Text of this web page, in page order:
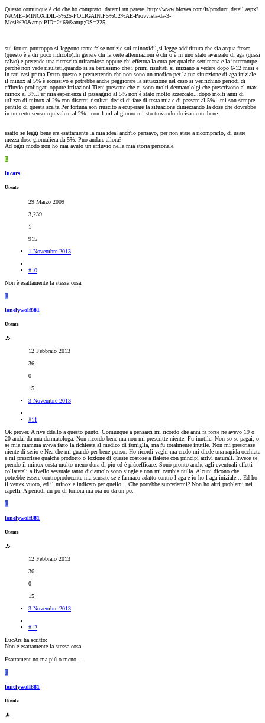
Questo comunque è ciò che ho comprato, datemi un parere. http://www.biovea.com/it/product_detail.aspx?
NAME=MINOXIDIL-5%25-FOLIGAIN.P5%C2%AE-Provvista-da-3-
Mesi%20&amp;PID=2469&amp;OS=225
sui forum purtroppo si leggono tante false notizie sul minoxidil,si legge addirittura che sia acqua fresca
(questo è a dir poco ridicolo).In genere chi fa certe affermazioni è chi o è in uno stato avanzato di aga (quasi
calvo) e pretende una ricrescita miracolosa oppure chi effettua la cura per qualche settimana e la interrompe
perchè non vede risultati,quando si sa benissimo che i primi risultati si iniziano a vedere dopo 6-12 mesi e
in rari casi prima.Detto questo e premettendo che non sono un medico per la tua situazione di aga iniziale
il minox al 5% è eccessivo e potrebbe anche peggiorare la situazione nel caso si verifichino periodi di
effluvio prolingati oppure irritazioni.Tieni presente che ci sono molti dermatololgi che prescrivono al max
minox al 3%.Per mia esperienza il passaggio al 5% non è stato molto azzeccato...dopo molti anni di
utlizzo di minox al 2% con discreti risultati decisi di fare di testa mia e di passare al 5%...mi son sempre
pentito di questa scelta.Per fortuna son riuscito a ecuperare la situazione dimezzando la dose che dovrebbe
in un certo senso equivalere al 2%...con 1 ml al giorno mi sto trovando decisamente bene.
esatto se leggi bene era esattamente la mia idea! anch'io pensavo, per non stare a ricomprarlo, di usare
mezza dose giornaliera da 5%. Può andare allora?
Ad ogni modo non ho mai avuto un effluvio nella mia storia personale.
L
lucars
Utente
29 Marzo 2009
3,239
1
915
1 Novembre 2013
#10
Non è esattamente la stessa cosa.
L
lonelywolf881
Utente
12 Febbraio 2013
36
0
15
3 Novembre 2013
#11
Ok prover. A rive ddello a questo punto. Comunque a pensarci mi ricordo che anni fa forse ne avevo 19 o
20 andai da una dermatologa. Non ricordo bene ma non mi prescritte niente. Fu inutile. Non so se pagai, o
se mia mamma aveva fatto la richiesta al medico di famiglia, ma fu totalmente inutile. Non mi prescrisse
niente di serio e Nea che mi guardò per bene penso. Ho ricordi vaghi ma credo mi diede una rapida occhiata
e mi prescrisse qualche prodotto o lozione di queste costose a fialette con principi attivi naturali. Invece se
prendo il minox costa molto meno dura di più ed è piùeefficace. Sono pronto anche agli eventuali effetti
collaterali a livello sessuale tanto diciamolo sono single e non mi cambia nulla. Alcuni dicono che
potrebbe essere controproducente ma scusate se è farmaco adatto contro l aga e io ho l aga iniziale... Ed ho
il vertex vuoto, ed il minox e indicato per quello... Che potrebbe succedermi? Non ho altri problemi nei
capelli. A periodi un po di forfora ma ora no da un po.
L
lonelywolf881
Utente
12 Febbraio 2013
36
0
15
3 Novembre 2013
#12
LucArs ha scritto:
Non è esattamente la stessa cosa.
Esattament no ma più o meno...
L
lonelywolf881
Utente